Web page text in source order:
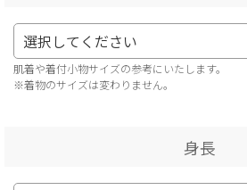
肌着や着付小物サイズの参考にいたします。
※着物のサイズは変わりません。
身長